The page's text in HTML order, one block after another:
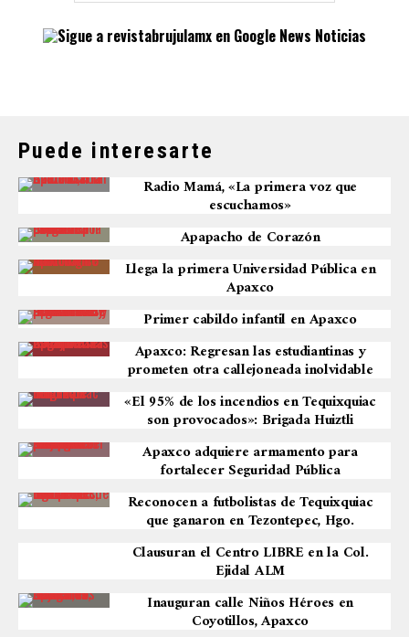
Puede interesarte
Radio Mamá, «La primera voz que
escuchamos»
Apapacho de Corazón
Llega la primera Universidad Pública en
Apaxco
Primer cabildo infantil en Apaxco
Apaxco: Regresan las estudiantinas y
prometen otra callejoneada inolvidable
«El 95% de los incendios en Tequixquiac
son provocados»: Brigada Huiztli
Apaxco adquiere armamento para
fortalecer Seguridad Pública
Reconocen a futbolistas de Tequixquiac
que ganaron en Tezontepec, Hgo.
Clausuran el Centro LIBRE en la Col.
Ejidal ALM
Inauguran calle Niños Héroes en
Coyotillos, Apaxco